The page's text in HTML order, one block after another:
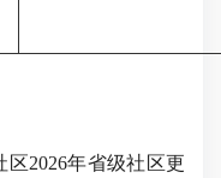
2026年省级社区更